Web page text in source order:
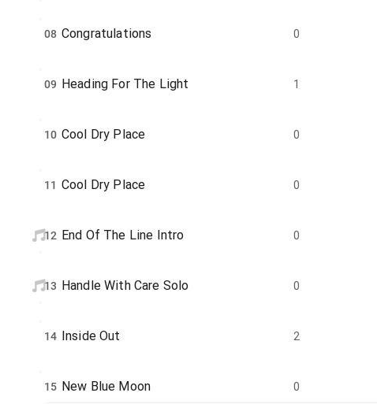
08 Congratulations 0
09 Heading For The Light 1
10 Cool Dry Place 0
11 Cool Dry Place 0
12 End Of The Line Intro 0
13 Handle With Care Solo 0
14 Inside Out 2
15 New Blue Moon 0